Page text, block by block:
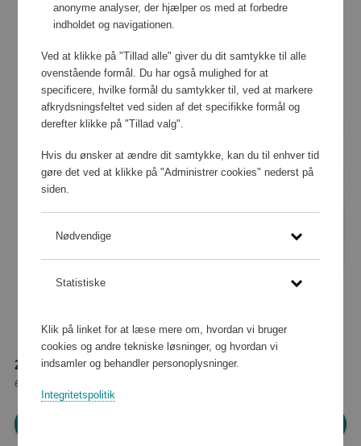
23 430 point
eller
anonyme analyser, der hjælper os med at forbedre
indholdet og navigationen.
Ved at klikke på "Tillad alle" giver du dit samtykke til alle
ovenstående formål. Du har også mulighed for at
specificere, hvilke formål du samtykker til, ved at markere
afkrydsningsfeltet ved siden af det specifikke formål og
derefter klikke på "Tillad valg".
Hvis du ønsker at ændre dit samtykke, kan du til enhver tid
gøre det ved at klikke på "Administrer cookies" nederst på
siden.
Nødvendige
Statistiske
Klik på linket for at læse mere om, hvordan vi bruger
cookies og andre tekniske løsninger, og hvordan vi
indsamler og behandler personoplysninger.
Integritetspolitik